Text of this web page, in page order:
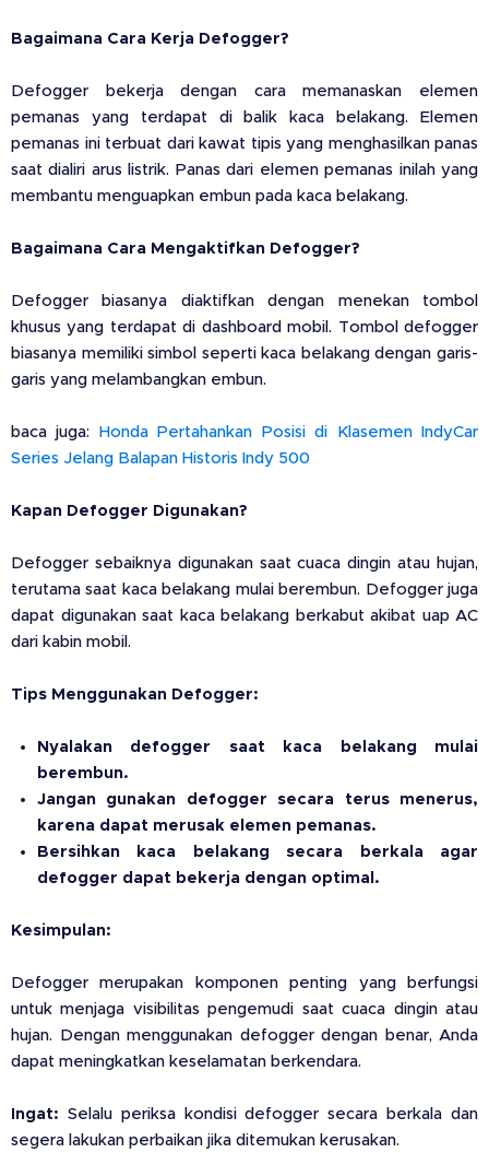
Bagaimana Cara Kerja Defogger?
Defogger bekerja dengan cara memanaskan elemen
pemanas yang terdapat di balik kaca belakang. Elemen
pemanas ini terbuat dari kawat tipis yang menghasilkan panas
saat dialiri arus listrik. Panas dari elemen pemanas inilah yang
membantu menguapkan embun pada kaca belakang.
Bagaimana Cara Mengaktifkan Defogger?
Defogger biasanya diaktifkan dengan menekan tombol
khusus yang terdapat di dashboard mobil. Tombol defogger
biasanya memiliki simbol seperti kaca belakang dengan garis-
garis yang melambangkan embun.
baca juga:
Honda Pertahankan Posisi di Klasemen IndyCar
Series Jelang Balapan Historis Indy 500
Kapan Defogger Digunakan?
Defogger sebaiknya digunakan saat cuaca dingin atau hujan,
terutama saat kaca belakang mulai berembun. Defogger juga
dapat digunakan saat kaca belakang berkabut akibat uap AC
dari kabin mobil.
Tips Menggunakan Defogger:
Nyalakan defogger saat kaca belakang mulai
berembun.
Jangan gunakan defogger secara terus menerus,
karena dapat merusak elemen pemanas.
Bersihkan kaca belakang secara berkala agar
defogger dapat bekerja dengan optimal.
Kesimpulan:
Defogger merupakan komponen penting yang berfungsi
untuk menjaga visibilitas pengemudi saat cuaca dingin atau
hujan. Dengan menggunakan defogger dengan benar, Anda
dapat meningkatkan keselamatan berkendara.
Ingat: Selalu periksa kondisi defogger secara berkala dan
segera lakukan perbaikan jika ditemukan kerusakan.